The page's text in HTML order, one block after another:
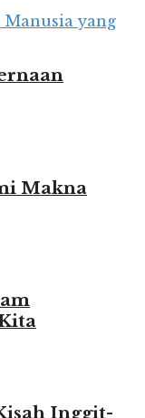
Makna
Inggit-